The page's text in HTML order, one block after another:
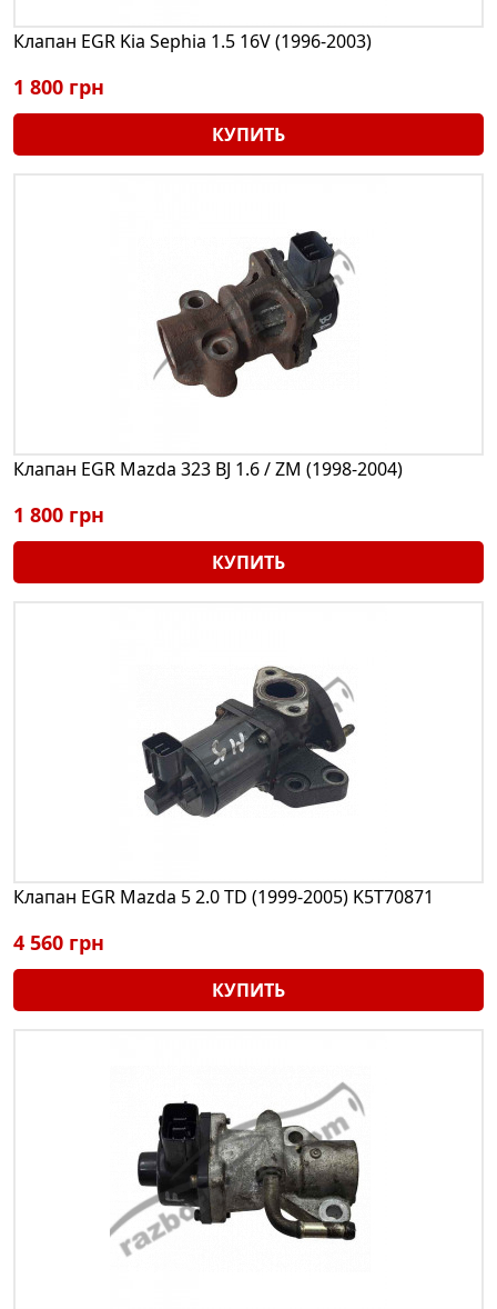
Клапан EGR Kia Sephia 1.5 16V (1996-2003)
1 800 грн
КУПИТЬ
Клапан EGR Mazda 323 BJ 1.6 / ZM (1998-2004)
1 800 грн
КУПИТЬ
Клапан EGR Mazda 5 2.0 TD (1999-2005) K5T70871
4 560 грн
КУПИТЬ